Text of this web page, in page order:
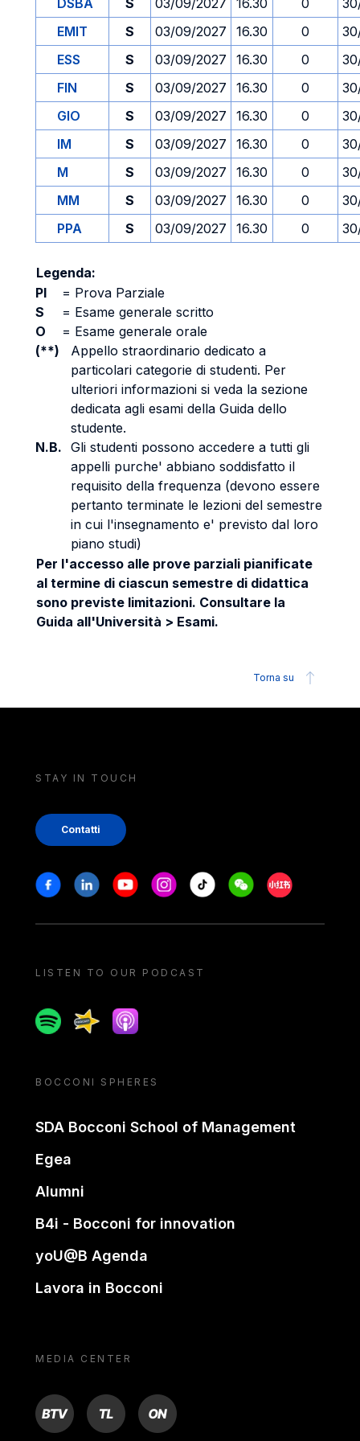
DSBA S 03/09/2027 16.30 0
EMIT
S 03/09/2027 16.30 0
ESS
S 03/09/2027 16.30 0
FIN
S 03/09/2027 16.30 0
GIO
S 03/09/2027 16.30 0
IM
S 03/09/2027 16.30 0
M
S 03/09/2027 16.30 0
MM
S 03/09/2027 16.30 0
PPA
S 03/09/2027 16.30 0
Legenda:
PI
= Prova Parziale
S
= Esame generale scritto
O
= Esame generale orale
(**)
Appello straordinario dedicato a
particolari categorie di studenti. Per
ulteriori informazioni si veda la sezione
dedicata agli esami della Guida dello
studente.
N.B. Gli studenti possono accedere a tutti gli
appelli purche' abbiano soddisfatto il
requisito della frequenza (devono essere
pertanto terminate le lezioni del semestre
in cui l'insegnamento e' previsto dal loro
piano studi)
Per l'accesso alle prove parziali pianificate
al termine di ciascun semestre di didattica
sono previste limitazioni. Consultare la
Guida all'Università > Esami.
Torna su
STAY IN TOUCH
Contatti
Stay in touch
FacebookLinkedinYoutubeInstagram
Tiktok WeechatXiaohongshu/
LISTEN TO OUR PODCAST
SpotifySpreakerApple podcast
BOCCONI SPHERES
SDA Bocconi School of Management
Egea
Alumni
B4i - Bocconi for innovation
yoU@B Agenda
Lavora in Bocconi
MEDIA CENTER
BTV TL ON